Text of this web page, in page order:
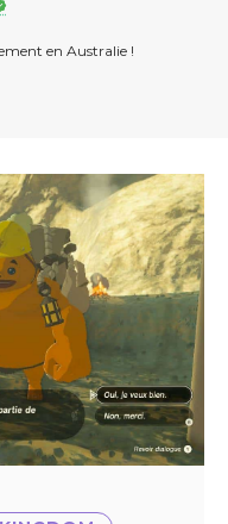
en Australie !